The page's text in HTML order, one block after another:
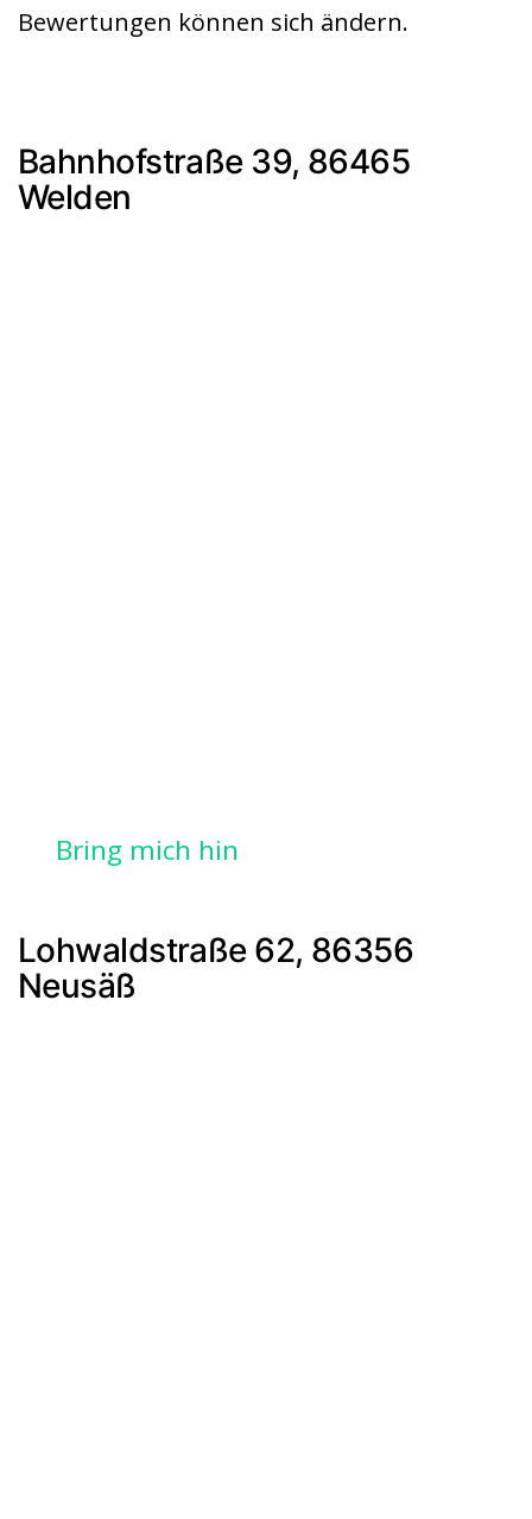
Bewertungen können sich ändern.
Bahnhofstraße 39, 86465
Welden
Bring mich hin
Lohwaldstraße 62, 86356
Neusäß